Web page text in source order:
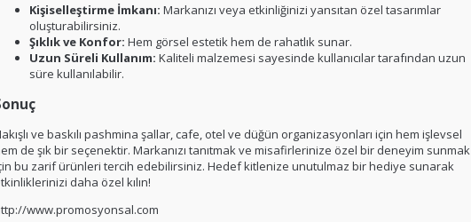
Kişiselleştirme İmkanı: Markanızı veya etkinliğinizi yansıtan özel tasarımlar
oluşturabilirsiniz.
Şıklık ve Konfor: Hem görsel estetik hem de rahatlık sunar.
Uzun Süreli Kullanım: Kaliteli malzemesi sayesinde kullanıcılar tarafından uzun
süre kullanılabilir.
ve baskılı pashmina şallar, cafe, otel ve düğün organizasyonları için hem işlevsel
de şık bir seçenektir. Markanızı tanıtmak ve misafirlerinize özel bir deneyim sunmak
bu zarif ürünleri tercih edebilirsiniz. Hedef kitlenize unutulmaz bir hediye sunarak
daha özel kılın!
www.promosyonsal.com